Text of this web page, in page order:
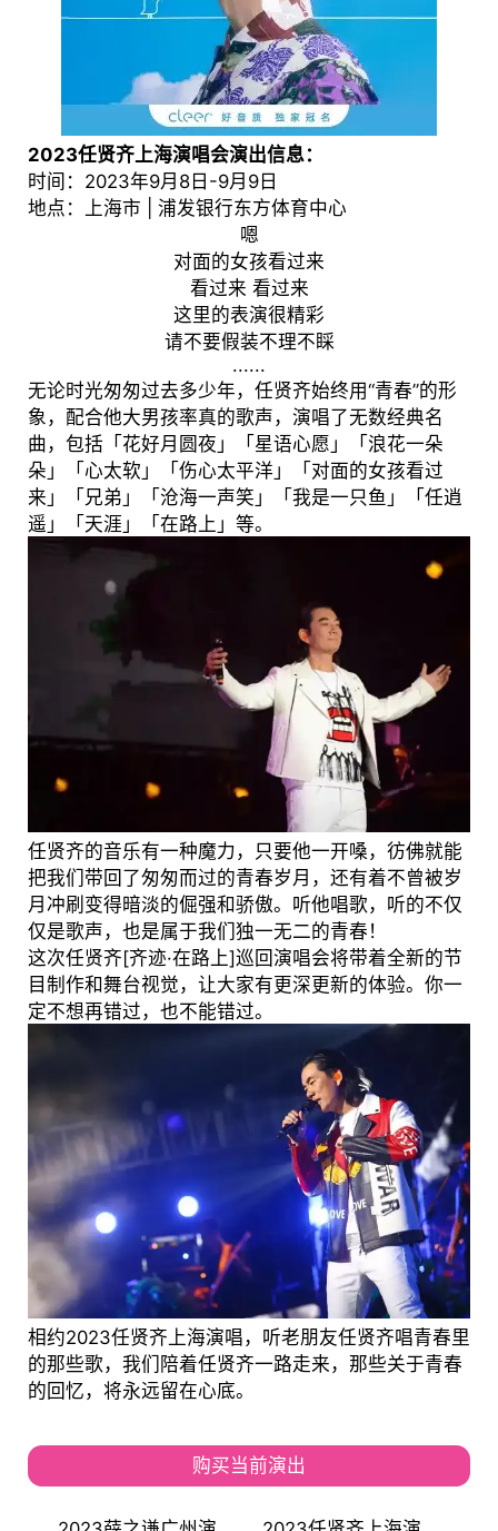
2023任贤齐上海演唱会演出信息：
时间：2023年9月8日-9月9日
地点：上海市 | 浦发银行东方体育中心
嗯
对面的女孩看过来
看过来 看过来
这里的表演很精彩
请不要假装不理不睬
......
无论时光匆匆过去多少年，任贤齐始终用“青春”的形
象，配合他大男孩率真的歌声，演唱了无数经典名
曲，包括「花好月圆夜」「星语心愿」「浪花一朵
朵」「心太软」「伤心太平洋」「对面的女孩看过
来」「兄弟」「沧海一声笑」「我是一只鱼」「任逍
遥」「天涯」「在路上」等。
任贤齐的音乐有一种魔力，只要他一开嗓，彷佛就能
把我们带回了匆匆而过的青春岁月，还有着不曾被岁
月冲刷变得暗淡的倔强和骄傲。听他唱歌，听的不仅
仅是歌声，也是属于我们独一无二的青春！
这次任贤齐[齐迹·在路上]巡回演唱会将带着全新的节
目制作和舞台视觉，让大家有更深更新的体验。你一
定不想再错过，也不能错过。
相约2023任贤齐上海演唱，听老朋友任贤齐唱青春里
的那些歌，我们陪着任贤齐一路走来，那些关于青春
的回忆，将永远留在心底。
购买当前演出